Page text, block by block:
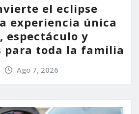
el eclipse
experiencia única
espectáculo y
para toda la familia
Ago 7, 2026